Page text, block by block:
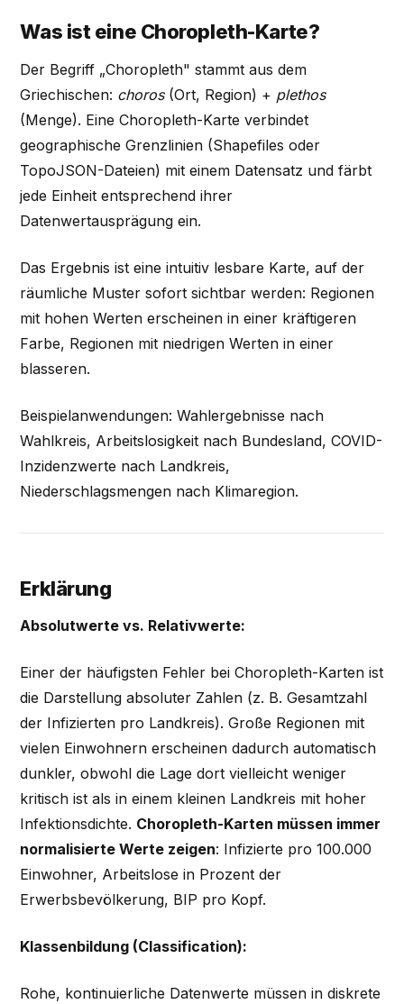
Was ist eine Choropleth-Karte?
Der Begriff „Choropleth" stammt aus dem
Griechischen: choros(Ort, Region) + plethos
(Menge). Eine Choropleth-Karte verbindet
geographische Grenzlinien (Shapefiles oder
TopoJSON-Dateien) mit einem Datensatz und färbt
jede Einheit entsprechend ihrer
Datenwertausprägung ein.
Das Ergebnis ist eine intuitiv lesbare Karte, auf der
räumliche Muster sofort sichtbar werden: Regionen
mit hohen Werten erscheinen in einer kräftigeren
Farbe, Regionen mit niedrigen Werten in einer
blasseren.
Beispielanwendungen: Wahlergebnisse nach
Wahlkreis, Arbeitslosigkeit nach Bundesland, COVID-
Inzidenzwerte nach Landkreis,
Niederschlagsmengen nach Klimaregion.
Erklärung
Absolutwerte vs. Relativwerte:
Einer der häufigsten Fehler bei Choropleth-Karten ist
die Darstellung absoluter Zahlen (z. B. Gesamtzahl
der Infizierten pro Landkreis). Große Regionen mit
vielen Einwohnern erscheinen dadurch automatisch
dunkler, obwohl die Lage dort vielleicht weniger
kritisch ist als in einem kleinen Landkreis mit hoher
Infektionsdichte. Choropleth-Karten müssen immer
normalisierte Werte zeigen: Infizierte pro 100.000
Einwohner, Arbeitslose in Prozent der
Erwerbsbevölkerung, BIP pro Kopf.
Klassenbildung (Classification):
Rohe, kontinuierliche Datenwerte müssen in diskrete